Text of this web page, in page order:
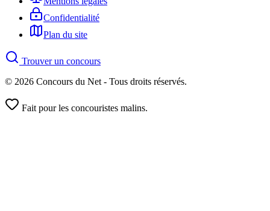
Confidentialité
Plan du site
Trouver un concours
© 2026 Concours du Net - Tous droits réservés.
Fait pour les concouristes malins.